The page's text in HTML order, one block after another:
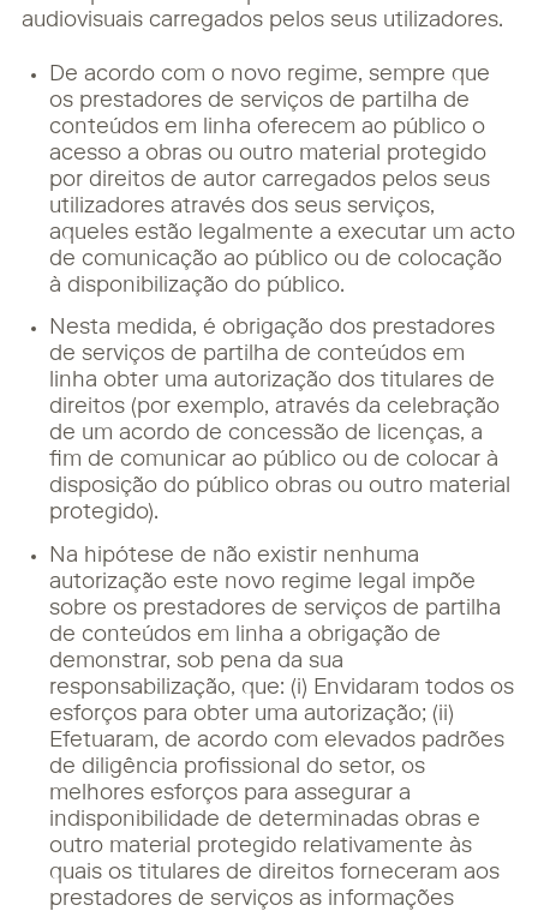
audiovisuais carregados pelos seus utilizadores.
De acordo com o novo regime, sempre que
os prestadores de serviços de partilha de
conteúdos em linha oferecem ao público o
acesso a obras ou outro material protegido
por direitos de autor carregados pelos seus
utilizadores através dos seus serviços,
aqueles estão legalmente a executar um acto
de comunicação ao público ou de colocação
à disponibilização do público.
Nesta medida, é obrigação dos prestadores
de serviços de partilha de conteúdos em
linha obter uma autorização dos titulares de
direitos (por exemplo, através da celebração
de um acordo de concessão de licenças, a
fim de comunicar ao público ou de colocar à
disposição do público obras ou outro material
protegido).
Na hipótese de não existir nenhuma
autorização este novo regime legal impõe
sobre os prestadores de serviços de partilha
de conteúdos em linha a obrigação de
demonstrar, sob pena da sua
responsabilização, que: (i) Envidaram todos os
esforços para obter uma autorização; (ii)
Efetuaram, de acordo com elevados padrões
de diligência profissional do setor, os
melhores esforços para assegurar a
indisponibilidade de determinadas obras e
outro material protegido relativamente às
quais os titulares de direitos forneceram aos
prestadores de serviços as informações